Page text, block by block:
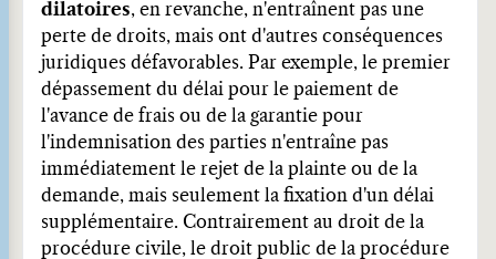
dilatoires, en revanche, n'entraînent pas une
perte de droits, mais ont d'autres conséquences
juridiques défavorables. Par exemple, le premier
dépassement du délai pour le paiement de
l'avance de frais ou de la garantie pour
l'indemnisation des parties n'entraîne pas
immédiatement le rejet de la plainte ou de la
demande, mais seulement la fixation d'un délai
supplémentaire. Contrairement au droit de la
procédure civile, le droit public de la procédure